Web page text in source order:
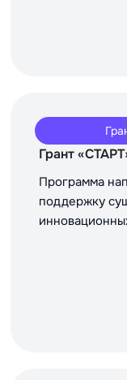
Грант
Программа
поддержку